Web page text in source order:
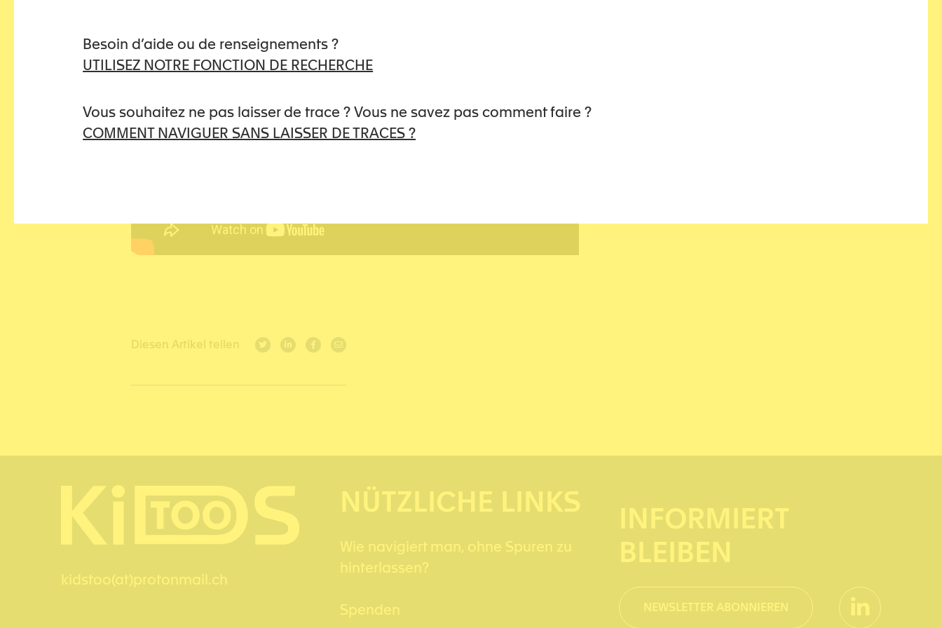
Besoin d’aide ou de renseignements ?
UTILISEZ NOTRE FONCTION DE RECHERCHE
Vous souhaitez ne pas laisser de trace ? Vous ne savez pas comment faire ?
COMMENT NAVIGUER SANS LAISSER DE TRACES ?
Diesen Artikel teilen
kidstoo(at)protonmail.ch
NÜTZLICHE LINKS
Wie navigiert man, ohne Spuren zu
hinterlassen?
Spenden
INFORMIERT
BLEIBEN
NEWSLETTER ABONNIEREN